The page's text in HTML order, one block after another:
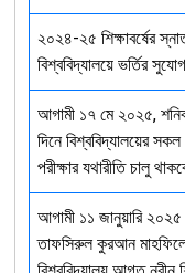
২০২৪-২৫ শিক্ষাবর্ষের
বিশ্ববিদ্যালয়ে ভর্তির
আগামী ১৭ মে ২০২৫,
দিনে বিশ্ববিদ্যালয়ের
পরীক্ষার যথারীতি চালু
আগামী ১১ জানুয়ারি ২০২৫
তাফসিরুল কুরআন